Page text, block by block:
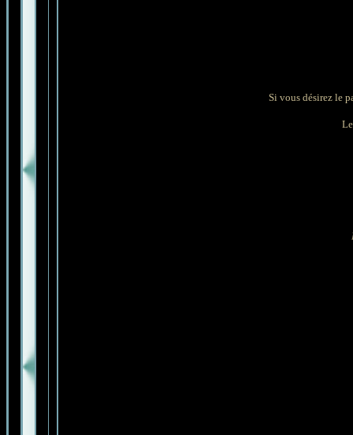
Si vous désirez le